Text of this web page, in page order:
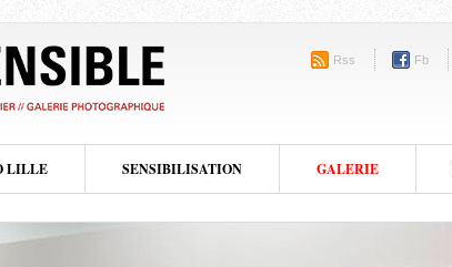
Rss Fb
LILLE SENSIBILISATION GALERIE